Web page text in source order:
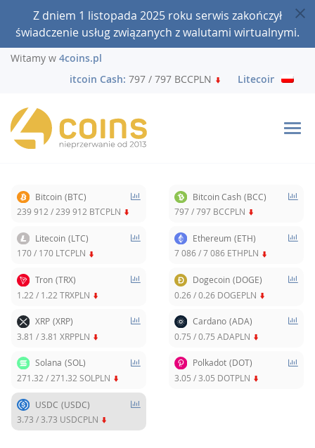
Z dniem 1 listopada 2025 roku serwis zakończył
świadczenie usług związanych z walutami wirtualnymi.
Witamy w 4coins.pl
Bitcoin Cash:797 / 797 BCCPLN Litecoin: 170 /
Bitcoin (BTC)
239 912 / 239 912 BTCPLN
Bitcoin Cash (BCC)
797/797 BCCPLN
Litecoin (LTC)
170/ 170 LTCPLN
Ethereum (ETH)
7 086/7 086 ETHPLN
Tron (TRX)
1.22 / 1.22 TRXPLN
Dogecoin (DOGE)
0.26/0.26 DOGEPLN
XRP (XRP)
3.81 / 3.81 XRPPLN
Cardano (ADA)
0.75 /0.75 ADAPLN
Solana (SOL)
271.32 / 271.32 SOLPLN
Polkadot (DOT)
3.05 / 3.05 DOTPLN
USDC (USDC)
3.73 / 3.73 USDCPLN